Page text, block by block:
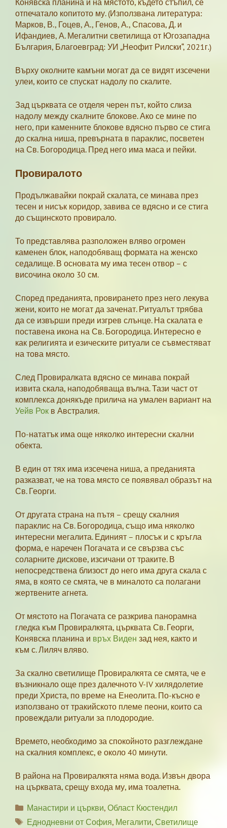
Конявска планина и на мястото, където стъпил, се
отпечатало копитото му. (Използвана литература:
Марков, В., Гоцев, А., Генов, А., Спасова, Д. и
Ифандиев, А. Мегалитни светилища от Югозападна
България, Благоевград: УИ „Неофит Рилски“, 2021г.)
Върху околните камъни могат да се видят изсечени
улеи, които се спускат надолу по скалите.
Зад църквата се отделя черен път, който слиза
надолу между скалните блокове. Ако се мине по
него, при каменните блокове вдясно първо се стига
до скална ниша, превърната в параклис, посветен
на Св. Богородица. Пред него има маса и пейки.
Провиралото
Продължавайки покрай скалата, се минава през
тесен и нисък коридор, завива се вдясно и се стига
до същинското провирало.
То представлява разположен вляво огромен
каменен блок, наподобяващ формата на женско
седалище. В основата му има тесен отвор – с
височина около 30 см.
Според преданията, провирането през него лекува
жени, които не могат да заченат. Ритуалът трябва
да се извърши преди изгрев слънце. На скалата е
поставена икона на Св. Богородица. Интересно е
как религията и езическите ритуали се съвместяват
на това място.
След Провиралката вдясно се минава покрай
извита скала, наподобяваща вълна. Тази част от
комплекса донякъде прилича на умален вариант на
Уейв Рок в Австралия.
По-нататък има още няколко интересни скални
обекта.
В един от тях има изсечена ниша, а преданията
разказват, че на това място се появявал образът на
Св. Георги.
От другата страна на пътя – срещу скалния
параклис на Св. Богородица, също има няколко
интересни мегалита. Единият – плосък и с кръгла
форма, е наречен Погачата и се свързва със
соларните дискове, изсичани от траките. В
непосредствена близост до него има друга скала с
яма, в която се смята, че в миналото са полагани
жертвените агнета.
От мястото на Погачата се разкрива панорамна
гледка към Провиралкята, църквата Св. Георги,
Конявска планина и връх Виден зад нея, както и
към с. Лиляч вляво.
За скално светилище Провиралкята се смята, че е
възникнало още през далечното V-IV хилядолетие
преди Христа, по време на Енеолита. По-късно е
използвано от тракийското племе пеони, които са
провеждали ритуали за плодородие.
Времето, необходимо за спокойното разглеждане
на скалния комплекс, е около 40 минути.
В района на Провиралкята няма вода. Извън двора
на църквата, срещу входа му, има тоалетна.
Categories
Манастири и църкви, Област Кюстендил
Tags
Еднодневни от София, Мегалити, Светилище